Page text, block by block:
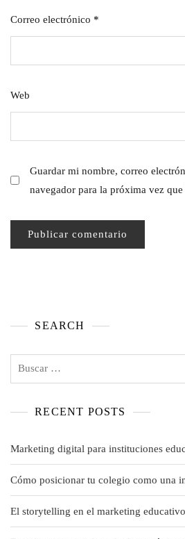
Correo electrónico *
Web
Guardar mi nombre, correo
navegador para la próxima vez
SEARCH
RECENT POSTS
Marketing digital para instituciones
Cómo posicionar tu colegio como una
El storytelling en el marketing educativo